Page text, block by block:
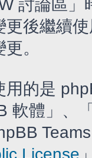
討論區
更後繼續
。
用的是
軟體」、
License